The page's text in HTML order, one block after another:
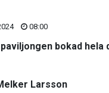
08:00
bokad hela
Larsson